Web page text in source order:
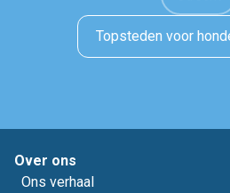
Topsteden voor
Over ons
Ons verhaal